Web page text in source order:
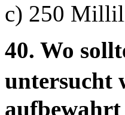
c) 250
40. Wo
untersucht
aufbewahrt